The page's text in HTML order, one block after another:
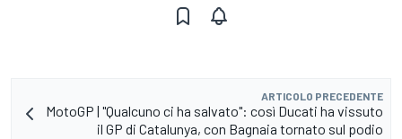
ARTICOLO PRECEDENTE
MotoGP | "Qualcuno ci ha salvato": così Ducati ha vissuto
il GP di Catalunya, con Bagnaia tornato sul podio